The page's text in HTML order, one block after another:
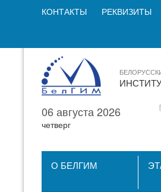
КОНТАКТЫ РЕКВИЗИТЫ
06 августа 2026
четверг
О БЕЛГИМ